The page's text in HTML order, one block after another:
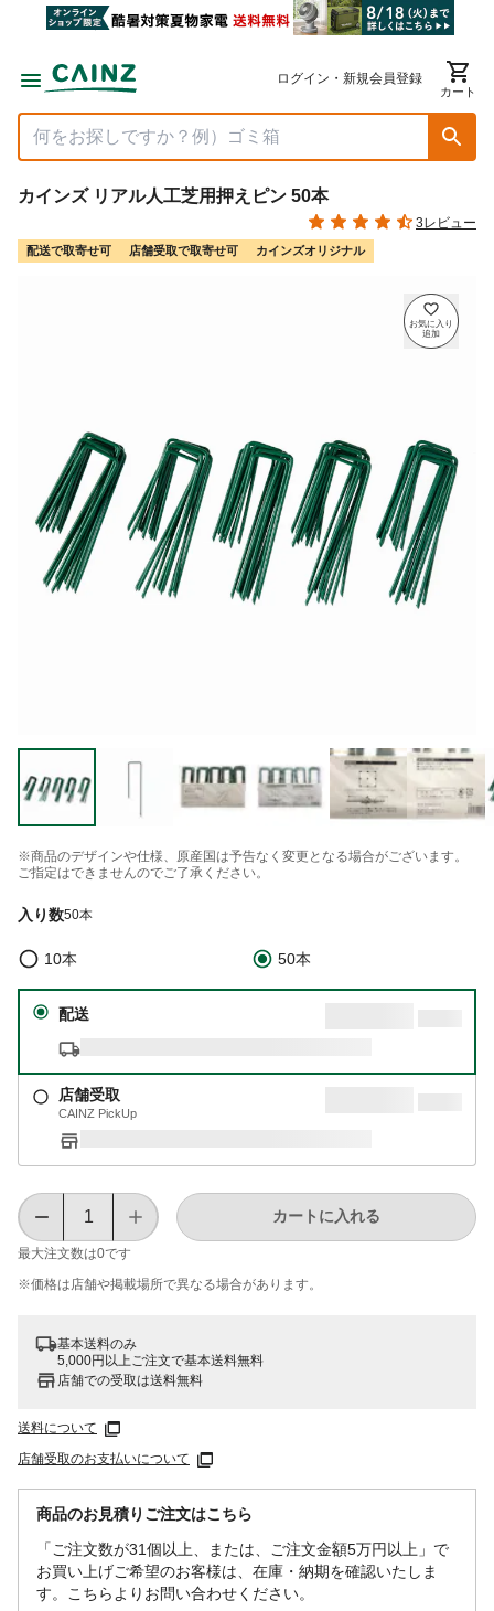
ログイン・新規会員登録
カート
カインズ リアル人工芝用押えピン 50本
3レビュー
配送で取寄せ可 店舗受取で取寄せ可 カインズオリジナル
※商品のデザインや仕様、原産国は予告なく変更となる場合がございます。
ご指定はできませんのでご了承ください。
入り数50本
10本 50本
配送
店舗受取
CAINZ PickUp
最大注文数は0です
カートに入れる
※価格は​店舗や​掲載場所で​異なる​場合が​あります。
基本送料のみ
5,000円以上ご注文で基本送料無料
店舗での受取は送料無料
送料について
店舗受取のお支払いについて
商品のお見積りご注文はこちら
「ご注文数が31個以上、または、ご注文金額5万円以上」で
お買い上げご希望のお客様は、在庫・納期を確認いたしま
す。こちらよりお問い合わせください。